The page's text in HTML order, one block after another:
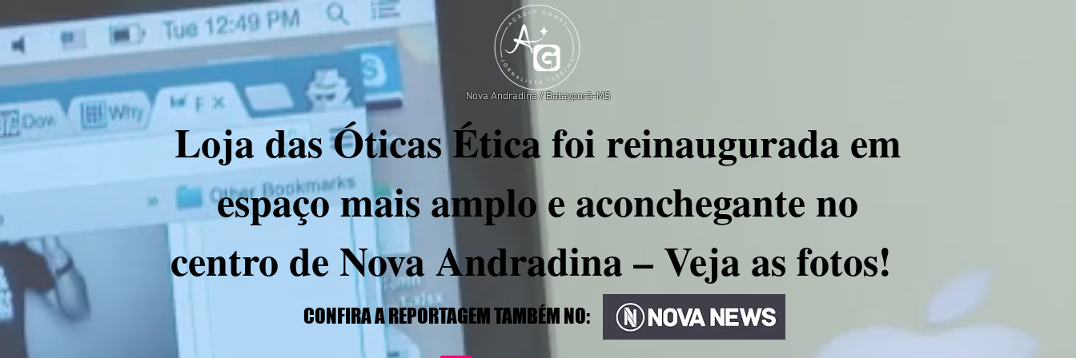
Nova Andradina / Batayporã-MS
Loja das Óticas Ética foi reinaugurada em
espaço mais amplo e aconchegante no
centro de Nova Andradina – Veja as fotos!
CONFIRA A REPORTAGEM TAMBÉM NO: